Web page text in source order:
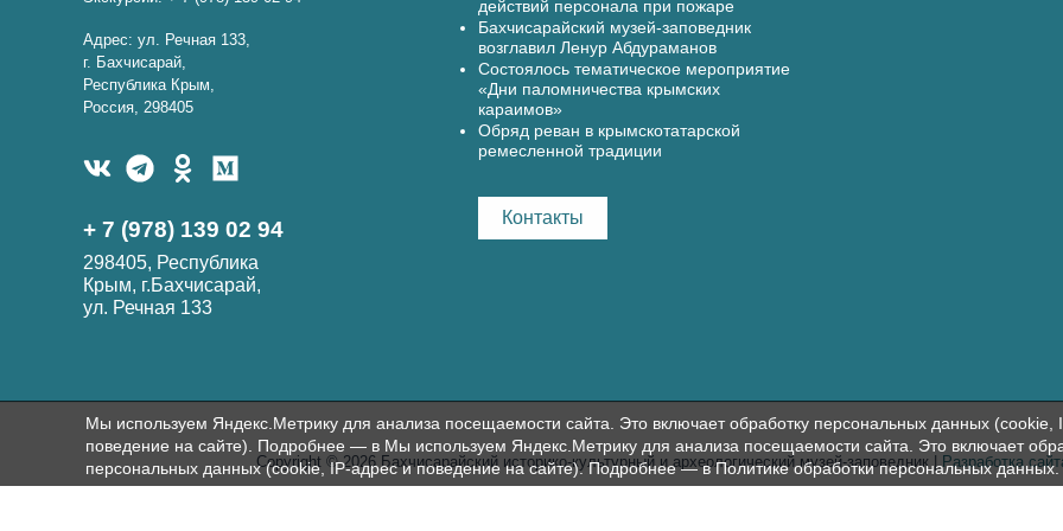
Адрес: ул. Речная 133,
г. Бахчисарай,
Республика Крым,
Россия, 298405
+ 7 (978) 139 02 94
298405, Республика
Крым, г.Бахчисарай,
ул. Речная 133
действий персонала при пожаре
Бахчисарайский музей-заповедник
возглавил Ленур Абдураманов
Состоялось тематическое мероприятие
«Дни паломничества крымских
караимов»
Обряд реван в крымскотатарской
ремесленной традиции
Контакты
Copyright © 2026 Бахчисарайский историко-культурный и археологический музей-заповедник |Разработка
Мы используем Яндекс.Метрику для анализа посещаемости сайта. Это включает обработку персональных данных (cookie,
поведение на сайте). Подробнее — в Мы используем Яндекс.Метрику для анализа посещаемости сайта. Это включает
персональных данных (cookie, IP-адрес и поведение на сайте). Подробнее — вПолитике обработки персональных данных.